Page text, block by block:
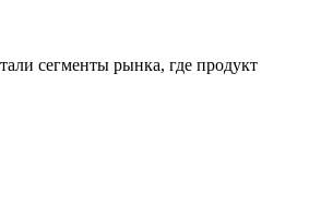
сегменты рынка, где продукт